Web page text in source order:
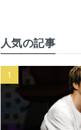
人気の記事